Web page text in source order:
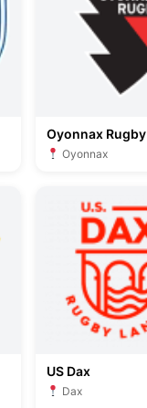
Oyonnax Rugby
Oyonnax
US Dax
Dax